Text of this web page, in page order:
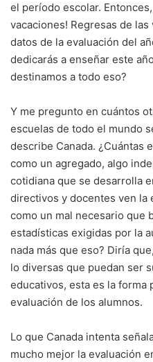
el período escolar. Entonces,
vacaciones! Regresas de
datos de la evaluación del
dedicarás a enseñar este
destinamos a todo eso?
Y me pregunto en cuántos
escuelas de todo el mundo
describe Canada. ¿Cuántas
como un agregado, algo
cotidiana que se desarrolla
directivos y docentes ven la
como un mal necesario que
estadísticas exigidas por la
nada más que eso? Diría
lo diversas que puedan ser
educativos, esta es la forma
evaluación de los alumnos.
Lo que Canada intenta
mucho mejor la evaluación